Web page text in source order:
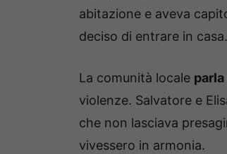
abitazione e aveva
deciso di entrare in casa.
La comunità locale parla
violenze. Salvatore e
che non lasciava
vivessero in armonia.